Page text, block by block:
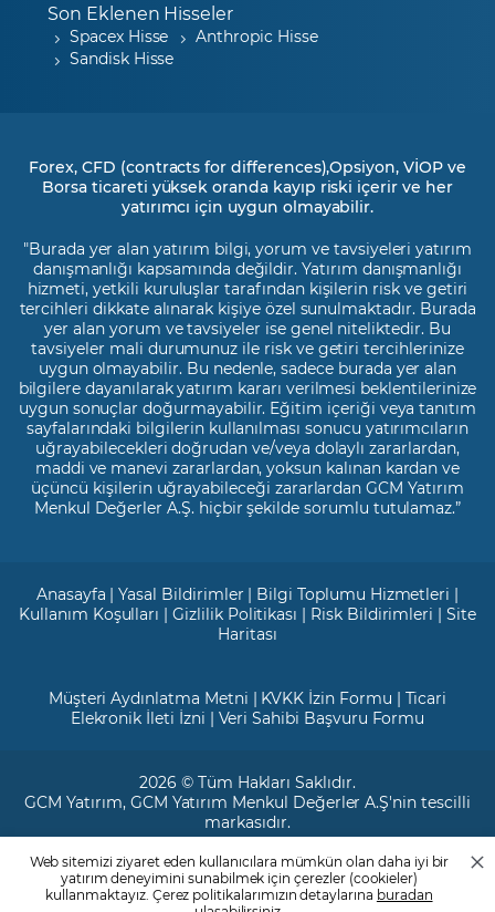
Son Eklenen Hisseler
Spacex Hisse
Anthropic Hisse
Sandisk Hisse
Forex, CFD (contracts for differences),Opsiyon, VİOP ve
Borsa ticareti yüksek oranda kayıp riski içerir ve her
yatırımcı için uygun olmayabilir.
"Burada yer alan yatırım bilgi, yorum ve tavsiyeleri yatırım
danışmanlığı kapsamında değildir. Yatırım danışmanlığı
hizmeti, yetkili kuruluşlar tarafından kişilerin risk ve getiri
tercihleri dikkate alınarak kişiye özel sunulmaktadır. Burada
yer alan yorum ve tavsiyeler ise genel niteliktedir. Bu
tavsiyeler mali durumunuz ile risk ve getiri tercihlerinize
uygun olmayabilir. Bu nedenle, sadece burada yer alan
bilgilere dayanılarak yatırım kararı verilmesi beklentilerinize
uygun sonuçlar doğurmayabilir. Eğitim içeriği veya tanıtım
sayfalarındaki bilgilerin kullanılması sonucu yatırımcıların
uğrayabilecekleri doğrudan ve/veya dolaylı zararlardan,
maddi ve manevi zararlardan, yoksun kalınan kardan ve
üçüncü kişilerin uğrayabileceği zararlardan GCM Yatırım
Menkul Değerler A.Ş. hiçbir şekilde sorumlu tutulamaz.”
Anasayfa |Yasal Bildirimler | Bilgi Toplumu Hizmetleri |
Kullanım Koşulları |Gizlilik Politikası | Risk Bildirimleri |Site
Haritası
Müşteri Aydınlatma Metni | KVKK İzin Formu | Ticari
Elekronik İleti İzni | Veri Sahibi Başvuru Formu
2026 © Tüm Hakları Saklıdır.
GCM Yatırım, GCM Yatırım Menkul Değerler A.Ş'nin tescilli
markasıdır.
Ticari Sicil No: 799649
Maslak V.D. : 3890707820
Mersis No: 0389070782000015
Web sitemizi ziyaret eden kullanıcılara mümkün olan daha iyi bir
yatırım deneyimini sunabilmek için çerezler (cookieler)
kullanmaktayız. Çerez politikalarımızın detaylarına buradan